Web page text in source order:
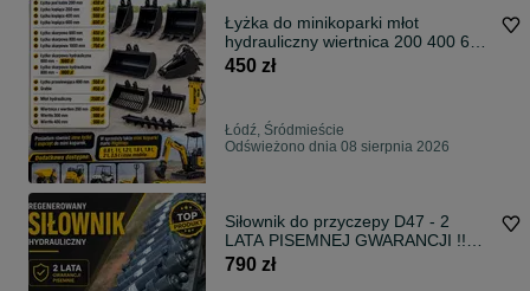
Łyżka do minikoparki młot
hydrauliczny wiertnica 200 400 600
800 1000 mm osprzęt Hightop
450 zł
Łódź, Śródmieście
Odświeżono dnia 08 sierpnia 2026
Siłownik do przyczepy D47 - 2
LATA PISEMNEJ GWARANCJI !!
Od ręki !!
790 zł